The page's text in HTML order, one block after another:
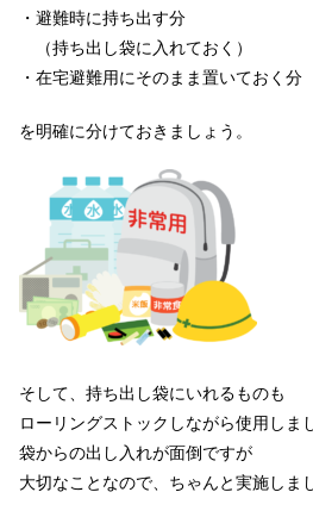
・避難時に持ち出す分
（持ち出し袋に入れておく）
・在宅避難用にそのまま置いておく分
を明確に分けておきましょう。
そして、持ち出し袋にいれるものも
ローリングストックしながら使用しま
袋からの出し入れが面倒ですが
大切なことなので、ちゃんと実施しま